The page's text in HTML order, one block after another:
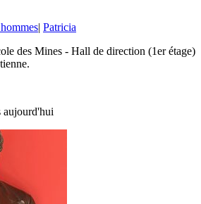
| Patricia
des Mines - Hall de direction (1er étage)
aujourd'hui